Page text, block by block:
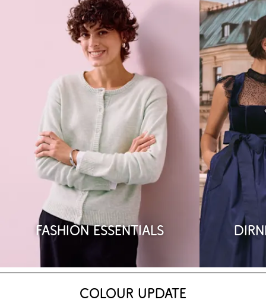
Fashion Essentials
Colour Update